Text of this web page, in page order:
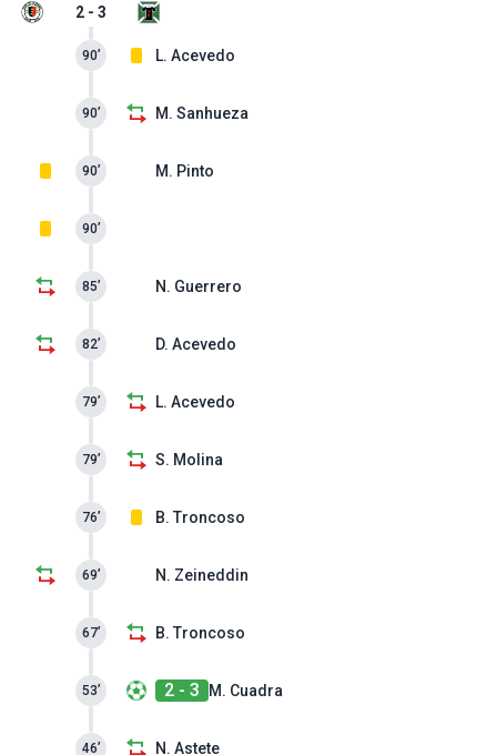
2 - 3
46’ N. Astete
53’ 2 - 3 M. Cuadra
67’ B. Troncoso
N. Zeineddin
69’
76’ B. Troncoso
79’ S. Molina
79’ L. Acevedo
D. Acevedo
82’
N. Guerrero
85’
90’
M. Pinto
90’
90’ M. Sanhueza
90’ L. Acevedo